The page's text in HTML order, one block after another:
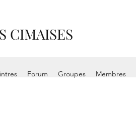
CIMAISES
Forum Groupes Membres